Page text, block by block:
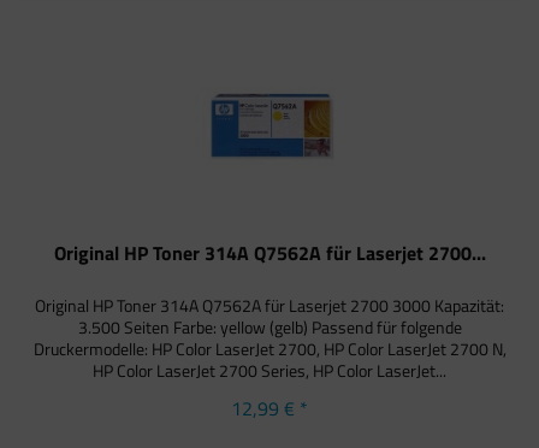
Original HP Toner 314A Q7562A für Laserjet 2700...
Original HP Toner 314A Q7562A für Laserjet 2700 3000 Kapazität:
3.500 Seiten Farbe: yellow (gelb) Passend für folgende
Druckermodelle: HP Color LaserJet 2700, HP Color LaserJet 2700 N,
HP Color LaserJet 2700 Series, HP Color LaserJet...
12,99 € *